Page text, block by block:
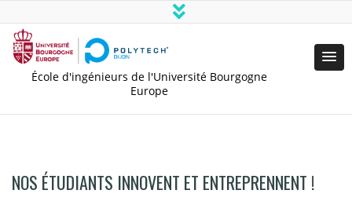
École d'ingénieurs de l'Université Bourgogne
Europe
NOS ÉTUDIANTS INNOVENT ET ENTREPRENNENT !